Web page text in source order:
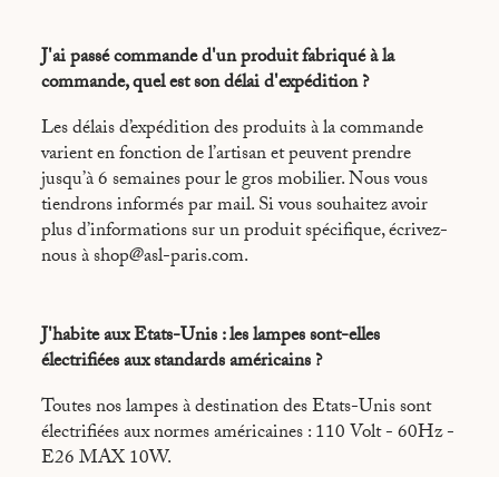
J'ai passé commande d'un produit fabriqué à la
commande, quel est son délai d'expédition ?
Les délais d’expédition des produits à la commande
varient en fonction de l’artisan et peuvent prendre
jusqu’à 6 semaines pour le gros mobilier. Nous vous
tiendrons informés par mail. Si vous souhaitez avoir
plus d’informations sur un produit spécifique, écrivez-
nous à shop@asl-paris.com.
J'habite aux Etats-Unis : les lampes sont-elles
électrifiées aux standards américains ?
Toutes nos lampes à destination des Etats-Unis sont
électrifiées aux normes américaines : 110 Volt - 60Hz -
E26 MAX 10W.